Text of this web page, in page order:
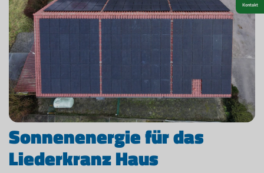
Sonnenenergie für das
Liederkranz Haus
Kontakt